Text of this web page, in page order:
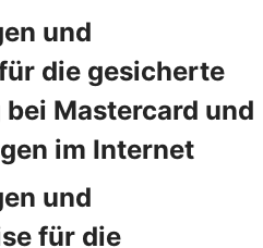
und
die gesicherte
Mastercard und
im Internet
und
für die